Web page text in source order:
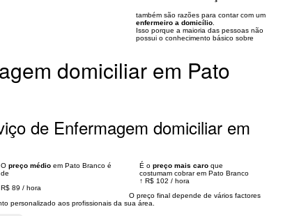
domiciliar em Pato
de Enfermagem domiciliar em
O preço médio em Pato Branco é
de
R$ 89 / hora
É o preço mais caro que
costumam cobrar em Pato Branco
↑ R$ 102 / hora
O preço final depende de vários factores
personalizado aos profissionais da sua área.
também são razões para contar com um
enfermeiro a domicílio
Isso porque a maioria das pessoas não
possui o conhecimento básico sobre